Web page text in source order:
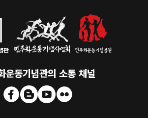
운동기념관의 소통 채널